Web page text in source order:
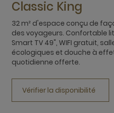
Classic King
32 m² d'espace conçu de
des voyageurs. Confortable
Smart TV 49", WIFI gratuit,
écologiques et douche à
quotidienne offerte.
Vérifier la disponibilité